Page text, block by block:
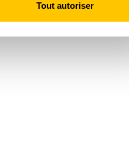
Tout autoriser